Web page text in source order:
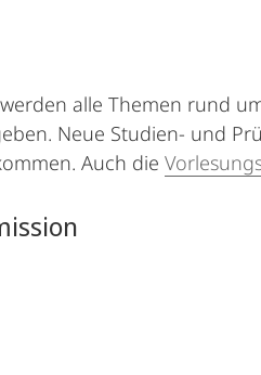
alle Themen rund
Neue Studien- und
Auch die